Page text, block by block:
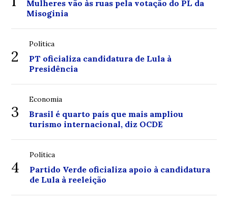
Mulheres vão às ruas pela votação do PL da
Misoginia
2
Política
PT oficializa candidatura de Lula à
Presidência
3
Economia
Brasil é quarto país que mais ampliou
turismo internacional, diz OCDE
4
Política
Partido Verde oficializa apoio à candidatura
de Lula à reeleição